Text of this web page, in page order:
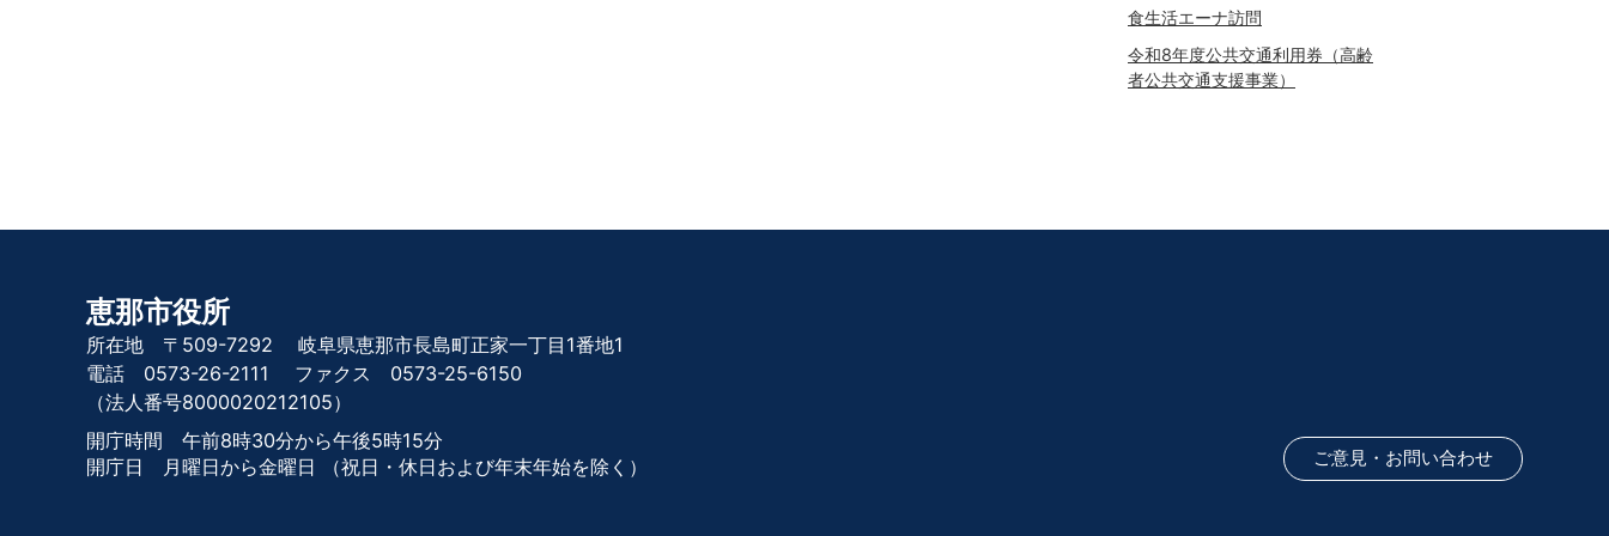
食生活エーナ訪問
令和8年度公共交通利用券（高齢
者公共交通支援事業）
恵那市役所
所在地 〒509-7292
岐阜県恵那市長島町正家一丁目1番地1
電話 0573-26-2111
ファクス 0573-25-6150
（法人番号8000020212105）
開庁時間 午前8時30分から午後5時15分
開庁日 月曜日から金曜日
（祝日・休日および年末年始を除く） ご意見・お問い合わせ